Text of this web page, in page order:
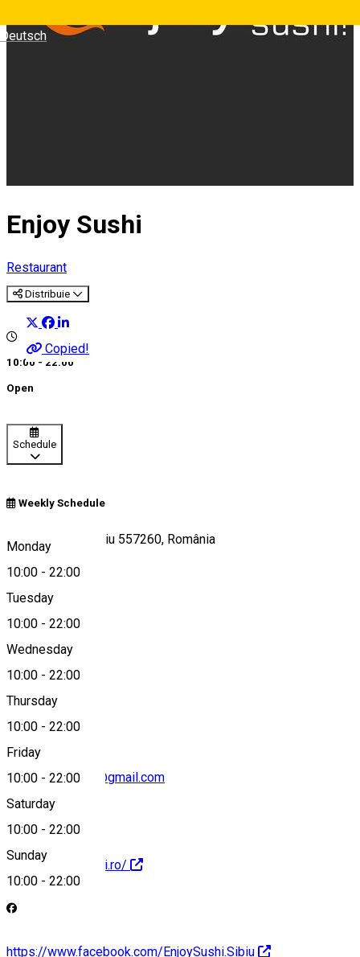
Deutsch
Enjoy Sushi
Restaurant
Distribuie
Copied!
10:00 - 22:00
Open
Schedule
Weekly Schedule
Monday
10:00 - 22:00
Tuesday
10:00 - 22:00
Wednesday
10:00 - 22:00
Thursday
10:00 - 22:00
Friday
10:00 - 22:00
Saturday
10:00 - 22:00
Sunday
10:00 - 22:00
Strada Lector, Sibiu 557260, România
Map
enjoysushi.sibiu@gmail.com
https://enjoysushi.ro/
https://www.facebook.com/EnjoySushi.Sibiu